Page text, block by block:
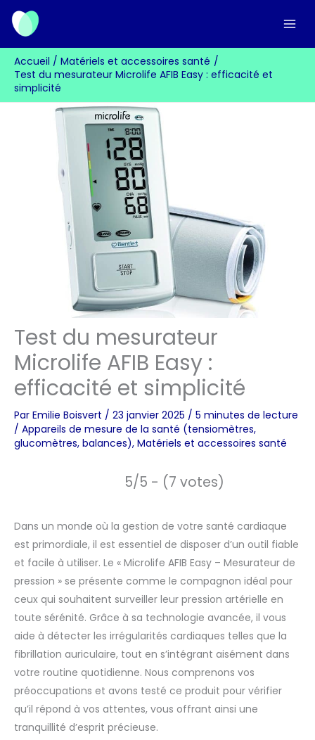
Aller
contenu
Accueil
Matériels et accessoires santé
Test du mesurateur Microlife AFIB Easy : efficacité et
simplicité
Test du mesurateur
Microlife AFIB Easy :
efficacité et simplicité
Par Emilie Boisvert / 23 janvier 2025 / 5 minutes de lecture
/ Appareils de mesure de la santé (tensiomètres,
glucomètres, balances), Matériels et accessoires santé
5/5 - (7 votes)
Dans un monde où la gestion de votre santé cardiaque
est primordiale, il est essentiel de disposer d’un outil fiable
et facile à utiliser. Le « Microlife AFIB Easy – Mesurateur de
pression » se présente comme le compagnon idéal pour
ceux qui souhaitent surveiller leur pression artérielle en
toute sérénité. Grâce à sa technologie avancée, il vous
aide à détecter les irrégularités cardiaques telles que la
fibrillation auriculaire, tout en s’intégrant aisément dans
votre routine quotidienne. Nous comprenons vos
préoccupations et avons testé ce produit pour vérifier
qu’il répond à vos attentes, vous offrant ainsi une
tranquillité d’esprit précieuse.